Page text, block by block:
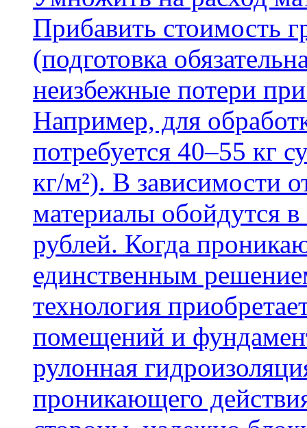
Прибавить стоимость
(подготовка
неизбежные потери
Например, для
потребуется 40–55 кг
кг/м²). В зависимости
материалы обойдутся
рублей. Когда
единственным
технология
помещений и
рулонная
проникающего